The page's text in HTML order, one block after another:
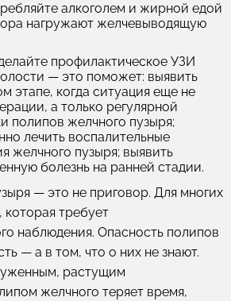
алкоголем и жирной едой
нагружают желчевыводящую
профилактическое УЗИ
— это поможет: выявить
этапе, когда ситуация еще не
а только регулярной
полипов желчного пузыря;
лечить воспалительные
желчного пузыря; выявить
болезнь на ранней стадии.
— это не приговор. Для многих
которая требует
наблюдения. Опасность полипов
— а в том, что о них не знают.
растущим
желчного теряет время,